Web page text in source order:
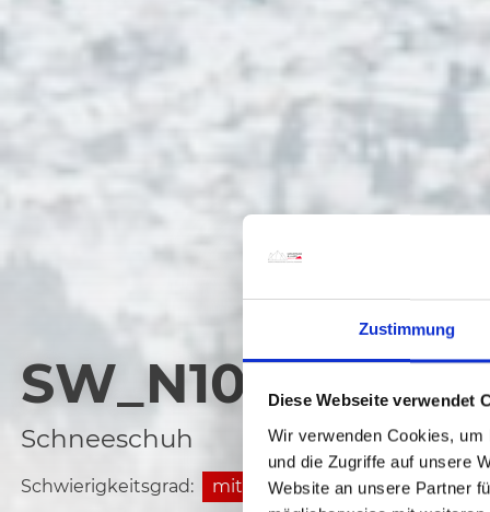
Zustimmung
Diese Webseite verwendet
Wir verwenden Cookies,
und die Zugriffe auf unsere
Website an unsere Partner
SW_N10 EGGER
Schneeschuh
Schwierigkeitsgrad: mittel